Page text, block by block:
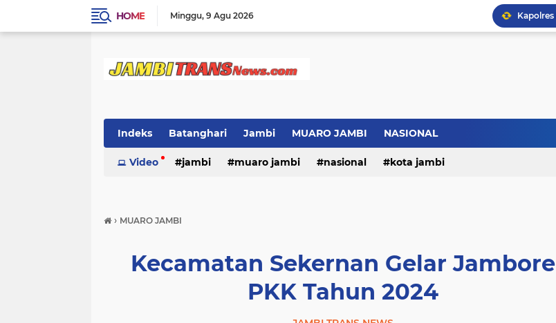
HOME Minggu 9 Agu 2026
Indeks Batanghari Jambi MUARO JAMBI NASIONAL
Video jambi muaro jambi nasional kota jambi
› MUARO JAMBI
Kecamatan Sekernan Gelar Jambore
PKK Tahun 2024